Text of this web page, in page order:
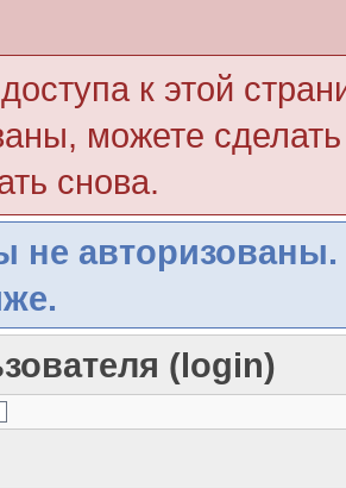
к этой
можете
снова.
не авторизованы.
(login)